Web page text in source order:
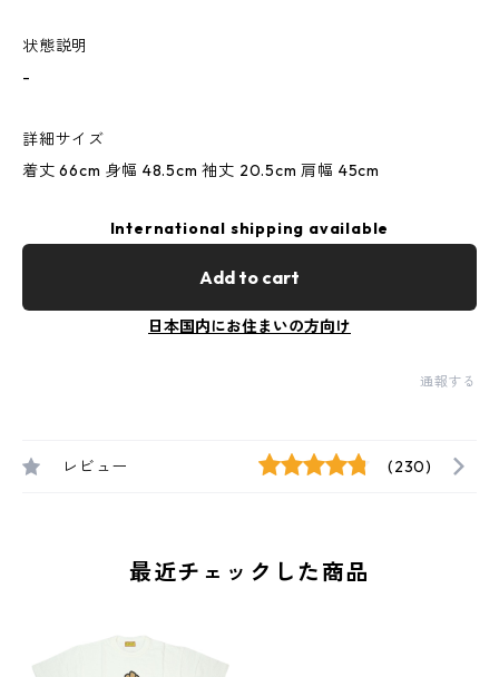
状態説明
-
詳細サイズ
着丈 66cm 身幅 48.5cm 袖丈 20.5cm 肩幅 45cm
International shipping available
Add to cart
日本国内にお住まいの方向け
通報する
レビュー (230)
最近チェックした商品